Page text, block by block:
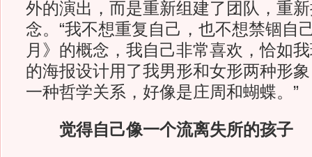
外的演出，而是重新组建了团队，重
念。“我不想重复自己，也不想禁锢自
月》的概念，我自己非常喜欢，恰如
的海报设计用了我男形和女形两种形
一种哲学关系，好像是庄周和蝴蝶。”
觉得自己像一个流离失所的孩子